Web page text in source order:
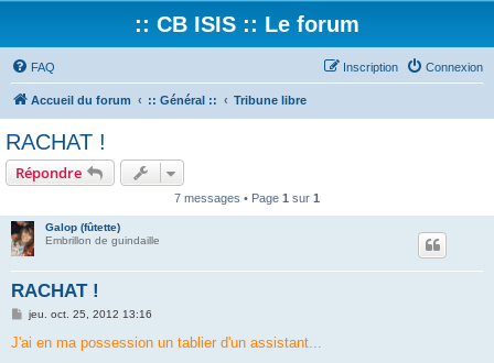
:: CB ISIS :: Le forum
FAQ Connexion
Inscription
Accueil du forum :: Général :: Tribune libre
RACHAT !
Répondre
7 messages • Page 1 sur 1
Galop (fûtette)
Embrillon de guindaille
RACHAT !
M
s
jeu. oct. 25, 2012 13:16
J'ai en ma possession un tablier d'un assistant...